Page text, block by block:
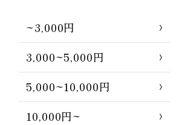
~3,000円
3,000~5,000円
5,000~10,000円
10,000円~